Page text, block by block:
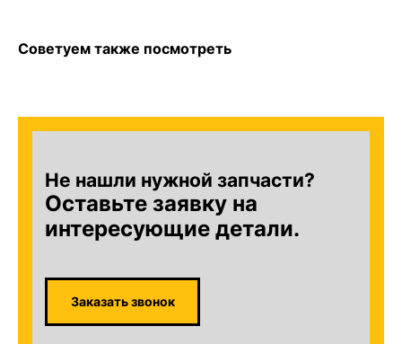
Советуем также посмотреть
Не нашли нужной запчасти?
Оставьте заявку на
интересующие детали.
Заказать звонок